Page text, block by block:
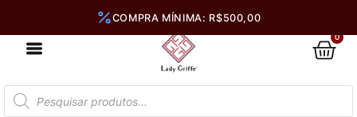
0
Pesquisar
produtos